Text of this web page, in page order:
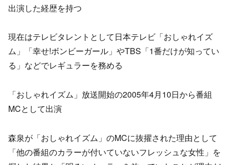
出演した経歴を持つ
現在はテレビタレントとして日本テレビ「おしゃれイズ
ム」「幸せ!ボンビーガール」やTBS「1番だけが知ってい
る」などでレギュラーを務める
「おしゃれイズム」放送開始の2005年4月10日から番組
MCとして出演
森泉が「おしゃれイズム」のMCに抜擢された理由として
「他の番組のカラーが付いていないフレッシュな女性」を